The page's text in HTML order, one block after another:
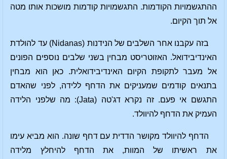
ההתגשמויות הקודמות. התגשמויות קודמות מושכות אותו מטה
אל תוך הקיום.
בזה עקבנו אחר השלבים של הנידנות (Nidanas) עד להולדת
האינדיבידואל. האזוטריסט מבחין בשני שלבים נוספים הפונים
אל מעבר לתקופת הקיום האינדיבידואלית. כאן הוא מבחין
בתנאים קודמים שמעניקים את הדחף ללידה, לפני שהאדם
התגשם אי פעם. זה נקרא דג'טה (Jata): מה שלפני הלידה
העמיק את הדחף להיוולד.
הדחף להיוולד מקושר הדדית עם דחף שונה. הוא מביא עימו
את ראשיתו של המוות, את הדחף להיחלץ מלידה